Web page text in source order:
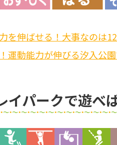
を伸ばせる！大事なのは12
運動能力が伸びる汐入公
イパークで遊べ